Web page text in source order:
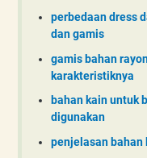
perbedaan dress
dan gamis
gamis bahan
karakteristiknya
bahan kain untuk
digunakan
penjelasan bahan